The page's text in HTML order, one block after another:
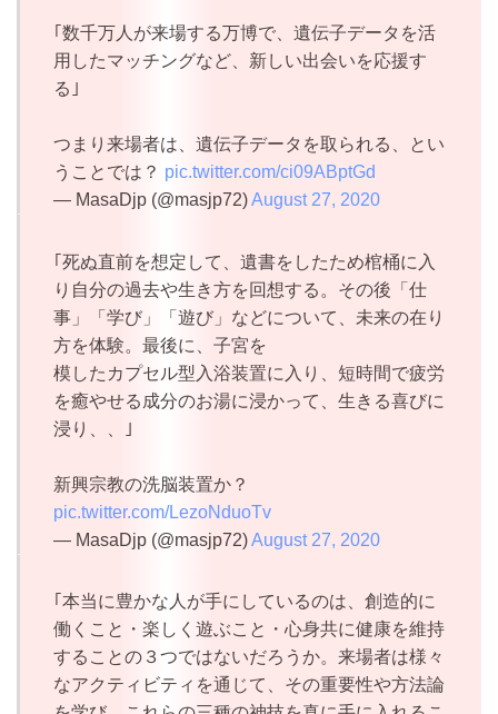
｢数千万人が来場する万博で、遺伝子データを活
用したマッチングなど、新しい出会いを応援す
る｣
つまり来場者は、遺伝子データを取られる、とい
うことでは？ pic.twitter.com/ci09ABptGd
— MasaDjp (@masjp72)August 27, 2020
｢死ぬ直前を想定して、遺書をしたため棺桶に入
り自分の過去や生き方を回想する。その後「仕
事」「学び」「遊び」などについて、未来の在り
方を体験。最後に、子宮を
模したカプセル型入浴装置に入り、短時間で疲労
を癒やせる成分のお湯に浸かって、生きる喜びに
浸り、、｣
新興宗教の洗脳装置か？
pic.twitter.com/LezoNduoTv
— MasaDjp (@masjp72)August 27, 2020
｢本当に豊かな人が手にしているのは、創造的に
働くこと・楽しく遊ぶこと・心身共に健康を維持
することの３つではないだろうか。来場者は様々
なアクティビティを通じて、その重要性や方法論